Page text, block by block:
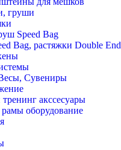
груши
Speed Bag
Bag, растяжки Double End
Сувениры
акссесуары
оборудование